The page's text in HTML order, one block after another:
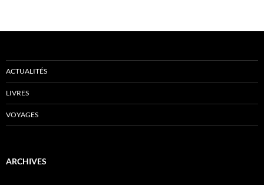
ACTUALITÉS
LIVRES
VOYAGES
ARCHIVES